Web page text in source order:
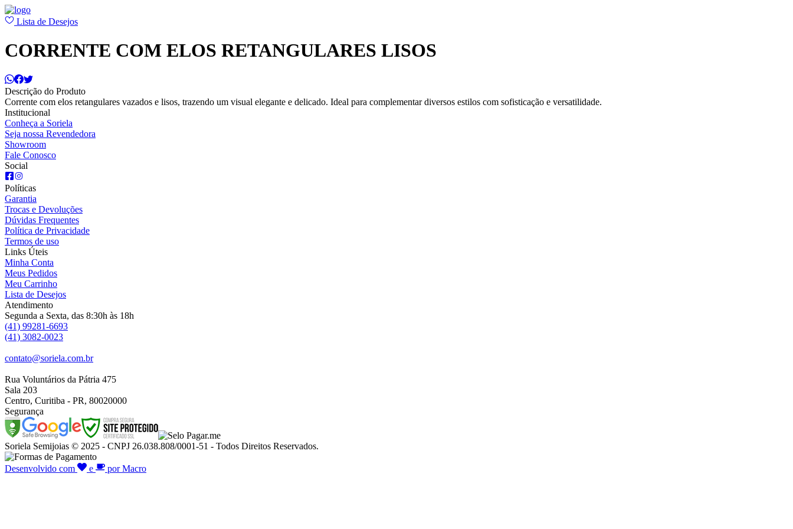
Lista de Desejos
CORRENTE COM ELOS RETANGULARES LISOS
Descrição do Produto
Corrente com elos retangulares vazados e lisos, trazendo um visual elegante e delicado. Ideal para complementar diversos estilos com sofisticação e versatilidade.
Institucional
Conheça a Soriela
Seja nossa Revendedora
Showroom
Fale Conosco
Social
Políticas
Garantia
Trocas e Devoluções
Dúvidas Frequentes
Política de Privacidade
Termos de uso
Links Úteis
Minha Conta
Meus Pedidos
Meu Carrinho
Lista de Desejos
Atendimento
Segunda a Sexta, das 8:30h às 18h
(41) 99281-6693
(41) 3082-0023
contato@soriela.com.br
Rua Voluntários da Pátria 475
Sala 203
Centro, Curitiba - PR, 80020000
Segurança
Soriela Semijoias © 2025 - CNPJ 26.038.808/0001-51 - Todos Direitos Reservados.
Desenvolvido com e por Macro